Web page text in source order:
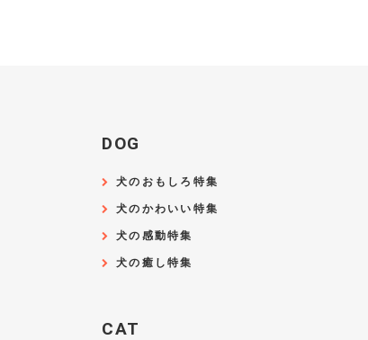
DOG
犬のおもしろ特集
犬のかわいい特集
犬の感動特集
犬の癒し特集
CAT